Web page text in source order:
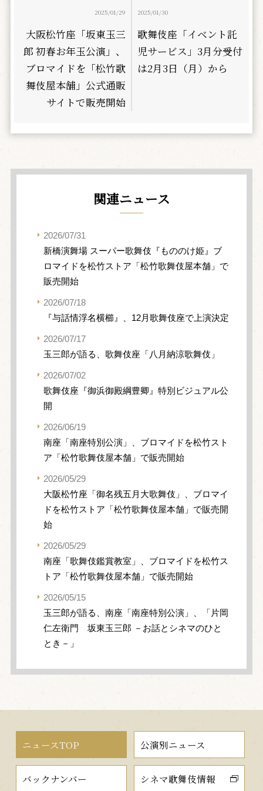
2025/01/29
大阪松竹座「坂東玉三
郎 初春お年玉公演」、
ブロマイドを「松竹歌
舞伎屋本舗」公式通販
サイトで販売開始
2025/01/30
歌舞伎座「イベント託
児サービス」3月分受付
は2月3日（月）から
関連ニュース
2026/07/31
新橋演舞場 スーパー歌舞伎『もののけ姫』ブ
ロマイドを松竹ストア「松竹歌舞伎屋本舗」で
販売開始
2026/07/18
『与話情浮名横櫛』、12月歌舞伎座で上演決定
2026/07/17
玉三郎が語る、歌舞伎座「八月納涼歌舞伎」
2026/07/02
歌舞伎座『御浜御殿綱豊卿』特別ビジュアル公
開
2026/06/19
南座「南座特別公演」、ブロマイドを松竹スト
ア「松竹歌舞伎屋本舗」で販売開始
2026/05/29
大阪松竹座「御名残五月大歌舞伎」、ブロマイ
ドを松竹ストア「松竹歌舞伎屋本舗」で販売開
始
2026/05/29
南座「歌舞伎鑑賞教室」、ブロマイドを松竹ス
トア「松竹歌舞伎屋本舗」で販売開始
2026/05/15
玉三郎が語る、南座「南座特別公演」、「片岡
仁左衛門 坂東玉三郎 －お話とシネマのひと
とき－」
ニュースTOP 公演別ニュース
バックナンバー シネマ歌舞伎情報